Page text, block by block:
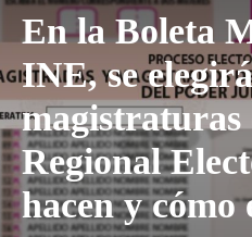
En la Boleta
INE, se
magistraturas
Regional
hacen y cómo